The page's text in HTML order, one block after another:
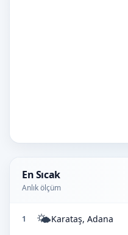
En Sıcak
Anlık ölçüm
1 🌤️Karataş, Adana